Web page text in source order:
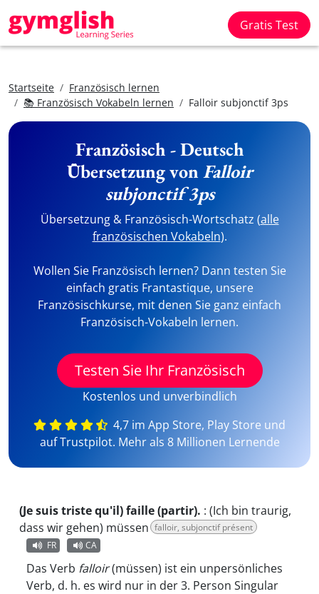
Gratis Test
Startseite
Französisch lernen
📚 Französisch Vokabeln lernen
Falloir subjonctif 3ps
Französisch - Deutsch
Übersetzung vonFalloir
subjonctif 3ps
Übersetzung & Französisch-Wortschatz (alle
französischen Vokabeln).
Wollen Sie Französisch lernen? Dann testen Sie
einfach gratis Frantastique, unsere
Französischkurse, mit denen Sie ganz einfach
Französisch-Vokabeln lernen.
Testen Sie Ihr Französisch
Kostenlos und unverbindlich
4,7 im App Store, Play Store und
auf Trustpilot. Mehr als 8 Millionen Lernende
(Je suis triste qu'il) faille (partir). : (Ich bin traurig,
dass wir gehen) müssen falloir, subjonctif présent
FR
CA
Das Verb falloir(müssen) ist ein unpersönliches
Verb, d. h. es wird nur in der 3. Person Singular